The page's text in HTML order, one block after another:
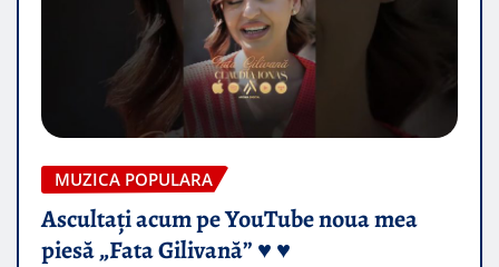
MUZICA POPULARA
Ascultați acum pe YouTube noua mea
piesă „Fata Gilivană” ♥️ ♥️